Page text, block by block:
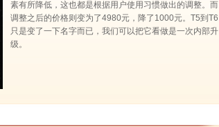
素有所降低，这也都是根据用户使用习惯做出的调整。而
调整之后的价格则变为了4980元，降了1000元。T5到T6
只是变了一下名字而已，我们可以把它看做是一次内部升
级。